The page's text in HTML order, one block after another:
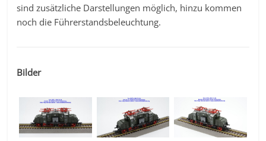
sind zusätzliche Darstellungen möglich, hinzu kommen
noch die Führerstandsbeleuchtung.
Bilder